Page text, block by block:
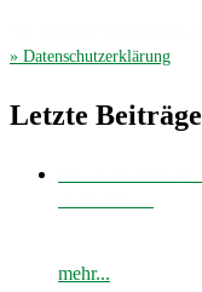
» Datenschutzerklärung
Letzte Beiträge
mehr...